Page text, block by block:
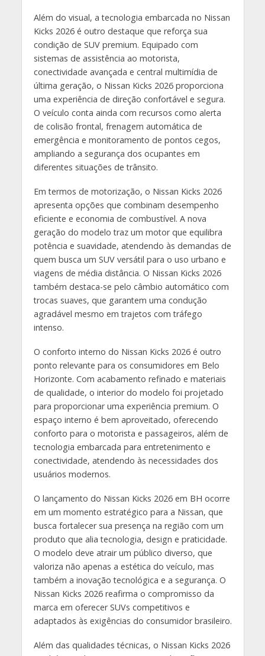
Além do visual, a tecnologia embarcada no Nissan
Kicks 2026 é outro destaque que reforça sua
condição de SUV premium. Equipado com
sistemas de assistência ao motorista,
conectividade avançada e central multimídia de
última geração, o Nissan Kicks 2026 proporciona
uma experiência de direção confortável e segura.
O veículo conta ainda com recursos como alerta
de colisão frontal, frenagem automática de
emergência e monitoramento de pontos cegos,
ampliando a segurança dos ocupantes em
diferentes situações de trânsito.
Em termos de motorização, o Nissan Kicks 2026
apresenta opções que combinam desempenho
eficiente e economia de combustível. A nova
geração do modelo traz um motor que equilibra
potência e suavidade, atendendo às demandas de
quem busca um SUV versátil para o uso urbano e
viagens de média distância. O Nissan Kicks 2026
também destaca-se pelo câmbio automático com
trocas suaves, que garantem uma condução
agradável mesmo em trajetos com tráfego
intenso.
O conforto interno do Nissan Kicks 2026 é outro
ponto relevante para os consumidores em Belo
Horizonte. Com acabamento refinado e materiais
de qualidade, o interior do modelo foi projetado
para proporcionar uma experiência premium. O
espaço interno é bem aproveitado, oferecendo
conforto para o motorista e passageiros, além de
tecnologia embarcada para entretenimento e
conectividade, atendendo às necessidades dos
usuários modernos.
O lançamento do Nissan Kicks 2026 em BH ocorre
em um momento estratégico para a Nissan, que
busca fortalecer sua presença na região com um
produto que alia tecnologia, design e praticidade.
O modelo deve atrair um público diverso, que
valoriza não apenas a estética do veículo, mas
também a inovação tecnológica e a segurança. O
Nissan Kicks 2026 reafirma o compromisso da
marca em oferecer SUVs competitivos e
adaptados às exigências do consumidor brasileiro.
Além das qualidades técnicas, o Nissan Kicks 2026